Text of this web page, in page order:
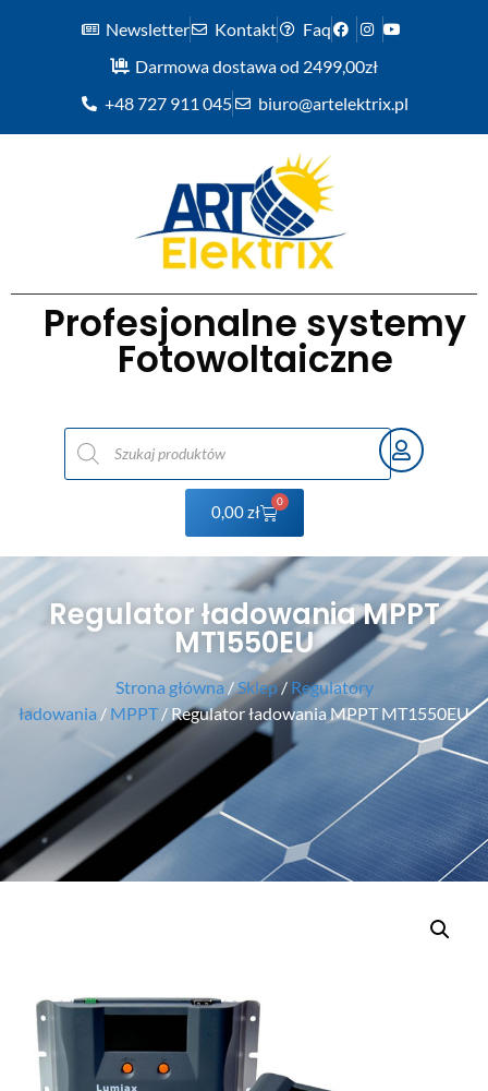
Newsletter Kontakt
Faq
Darmowa dostawa od 2499,00zł
+48 727 911 045
biuro@artelektrix.pl
Profesjonalne systemy
Fotowoltaiczne
0,00zł
0
Regulator ładowania MPPT
MT1550EU
Strona główna/Sklep/ Regulatory
ładowania / MPPT/ Regulator ładowania MPPT MT1550EU